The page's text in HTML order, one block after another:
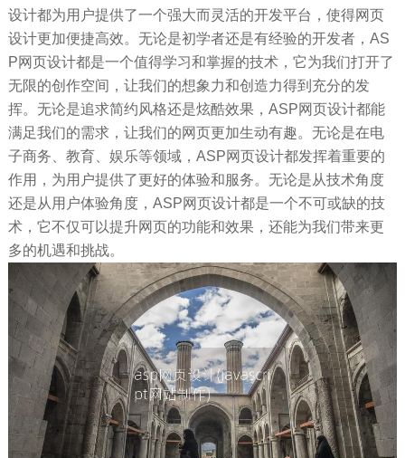
设计都为用户提供了一个强大而灵活的开发平台，使得网页
设计更加便捷高效。无论是初学者还是有经验的开发者，AS
P网页设计都是一个值得学习和掌握的技术，它为我们打开了
无限的创作空间，让我们的想象力和创造力得到充分的发
挥。无论是追求简约风格还是炫酷效果，ASP网页设计都能
满足我们的需求，让我们的网页更加生动有趣。无论是在电
子商务、教育、娱乐等领域，ASP网页设计都发挥着重要的
作用，为用户提供了更好的体验和服务。无论是从技术角度
还是从用户体验角度，ASP网页设计都是一个不可或缺的技
术，它不仅可以提升网页的功能和效果，还能为我们带来更
多的机遇和挑战。